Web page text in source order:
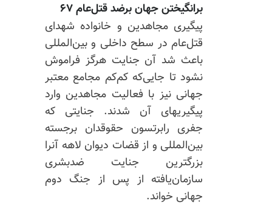
برانگیختن جهان برضد قتل‌عام ۶۷
پیگیری مجاهدین و خانواده شهدای
قتل‌عام در سطح داخلی و بین‌المللی
باعث شد آن جنایت هرگز فراموش
نشود تا جایی‌که کم‌کم مجامع معتبر
جهانی نیز با فعالیت مجاهدین وارد
پیگیریهای آن شدند. جنایتی که
جفری رابرتسون حقوقدان برجسته
بین‌المللی و از قضات دیوان لاهه آنرا
بزرگترین جنایت ضدبشری
سازمان‌یافته از پس از جنگ دوم
جهانی خواند.